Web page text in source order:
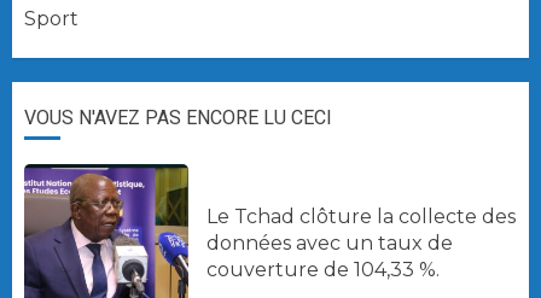
Sport
VOUS N'AVEZ PAS ENCORE LU CECI
Le Tchad clôture la collecte des
données avec un taux de
couverture de 104,33 %.